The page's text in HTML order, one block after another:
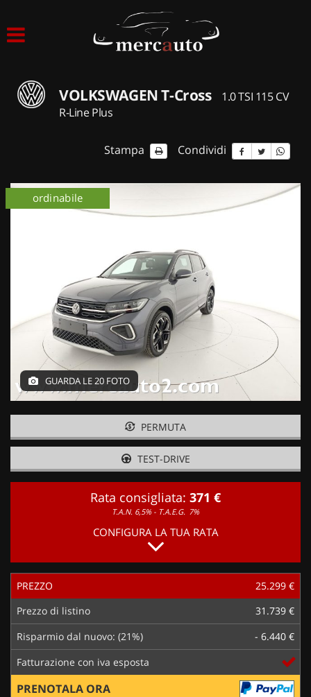
ACQUISTIAMO USATO
NOLEGGIO AUTO
VOLKSWAGEN T-Cross
1.0 TSI 115 CV
R-Line Plus
Stampa Condividi
km 0 km 0
GUARDA LE 20 FOTO
PERMUTA
TEST-DRIVE
Rata consigliata: 371 €
T.A.N. 6,5% - T.A.E.G. 7%
CONFIGURA LA TUA RATA
PREZZO
25.299 €
Prezzo di listino
31.739 €
Risparmio dal nuovo: (21%)
- 6.440 €
Fatturazione con iva esposta
PRENOTALA ORA